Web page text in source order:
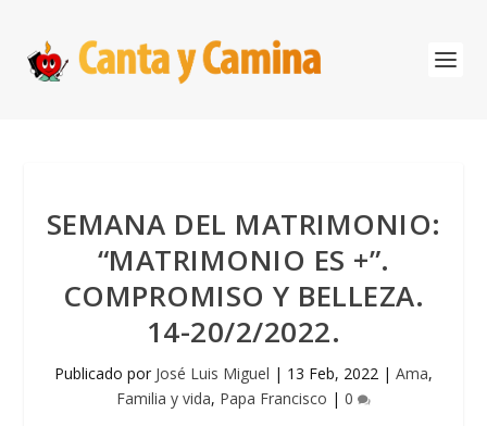
SEMANA DEL MATRIMONIO:
“MATRIMONIO ES +”.
COMPROMISO Y BELLEZA.
14-20/2/2022.
Publicado por José Luis Miguel | 13 Feb, 2022 | Ama,
Familia y vida, Papa Francisco | 0